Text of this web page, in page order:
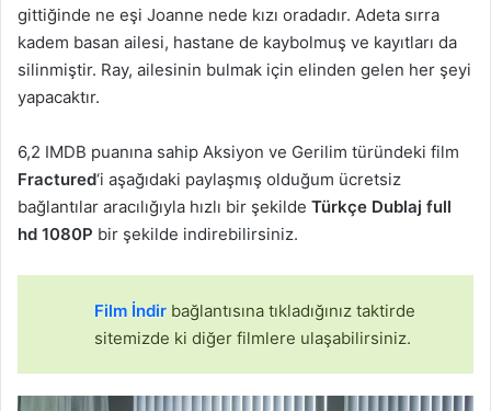
gittiğinde ne eşi Joanne nede kızı oradadır. Adeta sırra
kadem basan ailesi, hastane de kaybolmuş ve kayıtları da
silinmiştir. Ray, ailesinin bulmak için elinden gelen her şeyi
yapacaktır.
6,2 IMDB puanına sahip Aksiyon ve Gerilim türündeki film
Fractured‘i aşağıdaki paylaşmış olduğum ücretsiz
bağlantılar aracılığıyla hızlı bir şekilde Türkçe Dublaj full
hd 1080P bir şekilde indirebilirsiniz.
Film İndir bağlantısına tıkladığınız taktirde
sitemizde ki diğer filmlere ulaşabilirsiniz.